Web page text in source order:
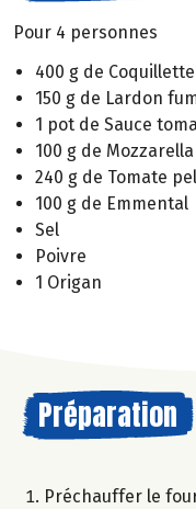
Pour 4 personnes
400 g de Coquillette
150 g de Lardon
1 pot de Sauce
100 g de Mozzarella
240 g de Tomate
100 g de Emmental
Sel
Poivre
1 Origan
Préparation
Préchauffer le